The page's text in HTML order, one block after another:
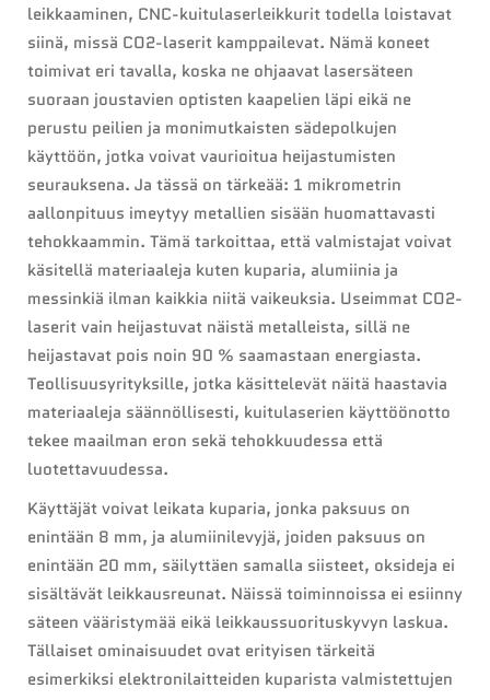
leikkaaminen, CNC-kuitulaserleikkurit todella loistavat
siinä, missä CO2-laserit kamppailevat. Nämä koneet
toimivat eri tavalla, koska ne ohjaavat lasersäteen
suoraan joustavien optisten kaapelien läpi eikä ne
perustu peilien ja monimutkaisten sädepolkujen
käyttöön, jotka voivat vaurioitua heijastumisten
seurauksena. Ja tässä on tärkeää: 1 mikrometrin
aallonpituus imeytyy metallien sisään huomattavasti
tehokkaammin. Tämä tarkoittaa, että valmistajat voivat
käsitellä materiaaleja kuten kuparia, alumiinia ja
messinkiä ilman kaikkia niitä vaikeuksia. Useimmat CO2-
laserit vain heijastuvat näistä metalleista, sillä ne
heijastavat pois noin 90 % saamastaan energiasta.
Teollisuusyrityksille, jotka käsittelevät näitä haastavia
materiaaleja säännöllisesti, kuitulaserien käyttöönotto
tekee maailman eron sekä tehokkuudessa että
luotettavuudessa.
Käyttäjät voivat leikata kuparia, jonka paksuus on
enintään 8 mm, ja alumiinilevyjä, joiden paksuus on
enintään 20 mm, säilyttäen samalla siisteet, oksideja ei
sisältävät leikkausreunat. Näissä toiminnoissa ei esiinny
säteen vääristymää eikä leikkaussuorituskyvyn laskua.
Tällaiset ominaisuudet ovat erityisen tärkeitä
esimerkiksi elektronilaitteiden kuparista valmistettujen